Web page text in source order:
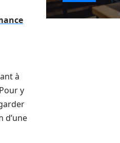
à
y
d’une